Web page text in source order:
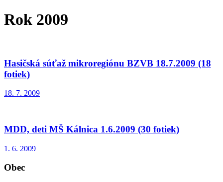
Rok 2009
Hasičská súťaž mikroregiónu BZVB 18.7.2009 (18
fotiek)
18. 7. 2009
MDD, deti MŠ Kálnica 1.6.2009 (30 fotiek)
1. 6. 2009
Obec